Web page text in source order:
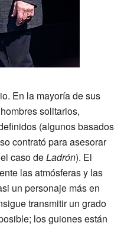
En la mayoría de sus
solitarios,
(algunos basados
contrató para asesorar
caso deLadrón). El
las atmósferas y las
un personaje más en
transmitir un grado
los guiones están